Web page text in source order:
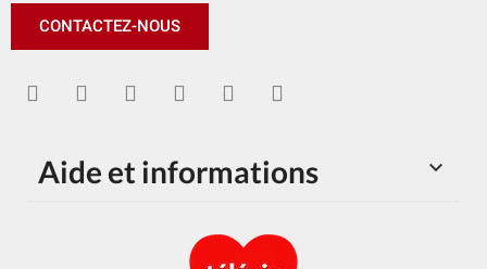
CONTACTEZ-NOUS

Aide et informations